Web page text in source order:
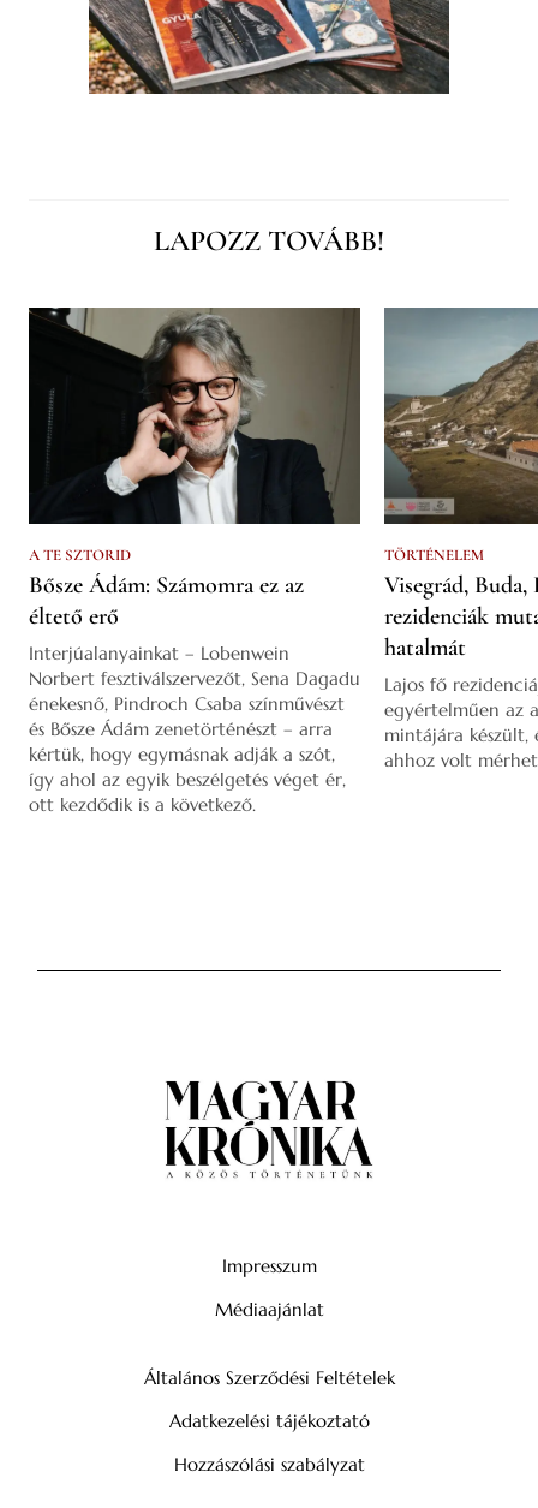
LAPOZZ TOVÁBB!
A TE SZTORID
Bősze Ádám: Számomra ez az
éltető erő
Interjúalanyainkat – Lobenwein
Norbert fesztiválszervezőt, Sena Dagadu
énekesnő, Pindroch Csaba színművészt
és Bősze Ádám zenetörténészt – arra
kértük, hogy egymásnak adják a szót,
így ahol az egyik beszélgetés véget ér,
ott kezdődik is a következő.
TÖRTÉNELEM
Visegrád,
rezidenciák
hatalmát
Lajos fő
egyértelműen az
mintájára készült,
ahhoz volt
Impresszum
Médiaajánlat
Általános Szerződési Feltételek
Adatkezelési tájékoztató
Hozzászólási szabályzat